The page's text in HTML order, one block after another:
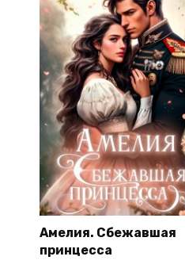
Амелия. Сбежавшая
принцесса